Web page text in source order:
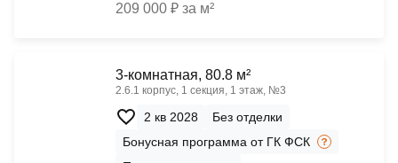
209 000 ₽ за м²
3-комнатная, 80.8 м²
2.6.1 корпус, 1 секция, 1 этаж, №3
2 кв 2028
Без отделки
Бонусная программа от ГК ФСК